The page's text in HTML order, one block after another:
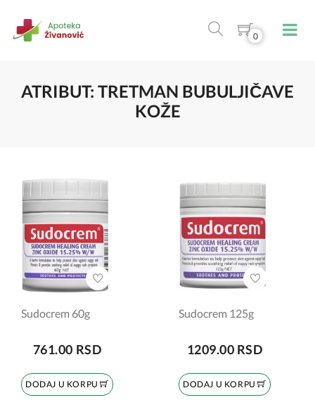
0
ATRIBUT: TRETMAN BUBULJIČAVE
KOŽE
Sudocrem 60g
761.00 RSD
DODAJ U KORPU
Sudocrem 125g
1209.00 RSD
DODAJ U KORPU